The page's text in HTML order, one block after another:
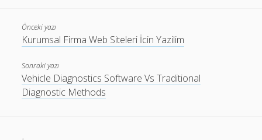
Önceki yazı
Kurumsal Firma Web Siteleri İcin Yazilim
Sonraki yazı
Vehicle Diagnostics Software Vs Traditional
Diagnostic Methods